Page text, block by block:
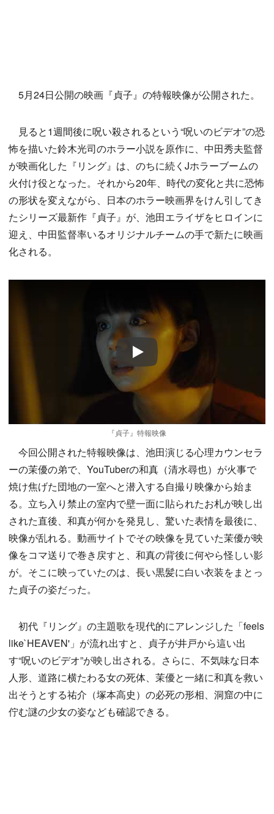
5月24日公開の映画『貞子』の特報映像が公開された。
見ると1週間後に呪い殺されるという“呪いのビデオ”の恐
怖を描いた鈴木光司のホラー小説を原作に、中田秀夫監督
が映画化した『リング』は、のちに続くJホラーブームの
火付け役となった。 それから20年、時代の変化と共に恐怖
の形状を変えながら、日本のホラー映画界をけん引してき
たシリーズ最新作『貞子』が、池田エライザをヒロインに
迎え、中田監督率いるオリジナルチームの手で新たに映画
化される。
Play
『貞子』特報映像
今回公開された特報映像は、池田演じる心理カウンセラ
ーの茉優の弟で、YouTuberの和真（清水尋也）が火事で
焼け焦げた団地の一室へと潜入する自撮り映像から始ま
る。立ち入り禁止の室内で壁一面に貼られたお札が映し出
された直後、和真が何かを発見し、驚いた表情を最後に、
映像が乱れる。動画サイトでその映像を見ていた茉優が映
像をコマ送りで巻き戻すと、和真の背後に何やら怪しい影
が。そこに映っていたのは、長い黒髪に白い衣装をまとっ
た貞子の姿だった。
初代『リング』の主題歌を現代的にアレンジした「feels
like`HEAVEN'」が流れ出すと、貞子が井戸から這い出
す“呪いのビデオ”が映し出される。さらに、不気味な日本
人形、道路に横たわる女の死体、茉優と一緒に和真を救い
出そうとする祐介（塚本高史）の必死の形相、洞窟の中に
佇む謎の少女の姿なども確認できる。